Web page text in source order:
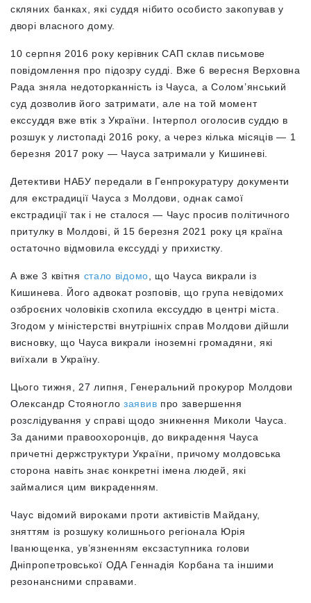
скляних банках, які суддя нібито особисто закопував у
дворі власного дому.
10 серпня 2016 року керівник САП склав письмове
повідомлення про підозру судді. Вже 6 вересня Верховна
Рада зняла недоторканність із Чауса, а Солом’янський
суд дозволив його затримати, але на той момент
екссуддя вже втік з України. Інтерпол оголосив суддю в
розшук у листопаді 2016 року, а через кілька місяців — 1
березня 2017 року — Чауса затримали у Кишиневі.
Детективи НАБУ передали в Генпрокуратуру документи
для екстрадиції Чауса з Молдови, однак самої
екстрадиції так і не сталося — Чаус просив політичного
притулку в Молдові, й 15 березня 2021 року ця країна
остаточно відмовила екссудді у прихистку.
А вже 3 квітня стало відомо , що Чауса викрали із
Кишинева. Його адвокат розповів, що група невідомих
озброєних чоловіків схопила екссуддю в центрі міста.
Згодом у міністерстві внутрішніх справ Молдови дійшли
висновку, що Чауса викрали іноземні громадяни, які
виїхали в Україну.
Цього тижня, 27 липня, Генеральний прокурор Молдови
Олександр Стояногло заявив про завершення
розслідування у справі щодо зникнення Миколи Чауса.
За даними правоохоронців, до викрадення Чауса
причетні держструктури України, причому молдовська
сторона навіть знає конкретні імена людей, які
займалися цим викраденням.
Чаус відомий вироками проти активістів Майдану,
зняттям із розшуку колишнього регіонала Юрія
Іванющенка, ув’язненням ексзаступника голови
Дніпропетровської ОДА Геннадія Корбана та іншими
резонансними справами.